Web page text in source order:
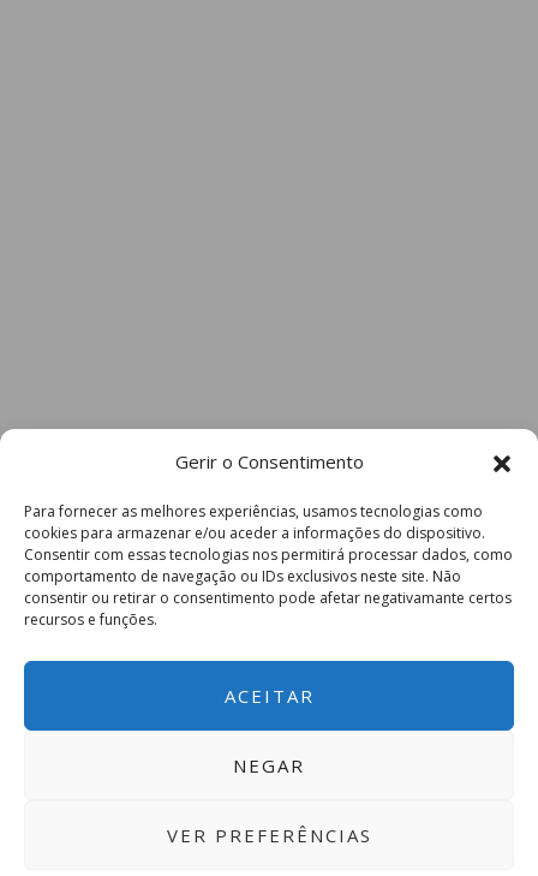
Gerir o Consentimento
Para fornecer as melhores experiências, usamos tecnologias como
cookies para armazenar e/ou aceder a informações do dispositivo.
Consentir com essas tecnologias nos permitirá processar dados, como
comportamento de navegação ou IDs exclusivos neste site. Não
consentir ou retirar o consentimento pode afetar negativamante certos
recursos e funções.
ACEITAR
NEGAR
VER PREFERÊNCIAS